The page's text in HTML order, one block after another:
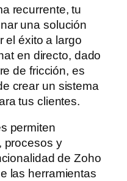
recurrente, tu
una solución
el éxito a largo
en directo, dado
de fricción, es
crear un sistema
tus clientes.
permiten
procesos y
de Zoho
las herramientas